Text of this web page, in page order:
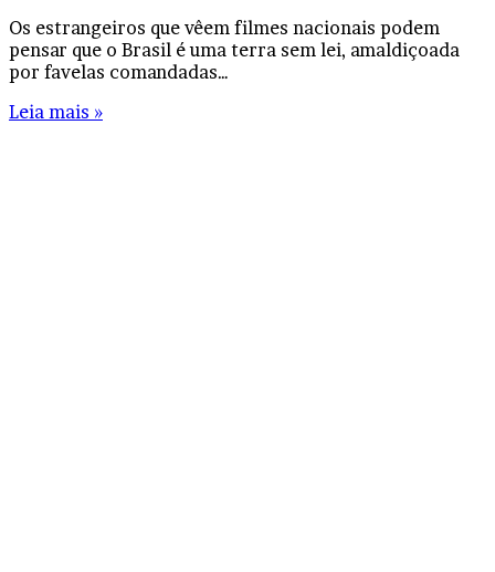
Os estrangeiros que vêem filmes nacionais podem
pensar que o Brasil é uma terra sem lei, amaldiçoada
por favelas comandadas…
Leia mais »